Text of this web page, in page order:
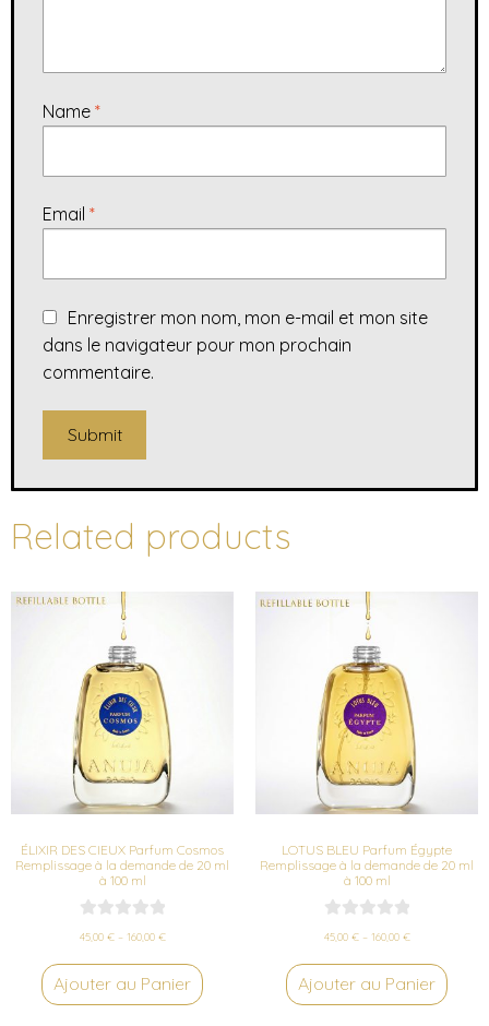
Name *
Email *
Enregistrer mon nom, mon e-mail et mon site
dans le navigateur pour mon prochain
commentaire.
t
e
n
Related products
ÉLIXIR DES CIEUX Parfum Cosmos
Remplissage à la demande de 20 ml
à 100 ml
R
t
e
45,00 €– 160,00 €
Ajouter au Panier
LOTUS BLEU Parfum Égypte
Remplissage à la demande de 20 ml
à 100 ml
R
t
e
45,00 €– 160,00 €
Ajouter au Panier